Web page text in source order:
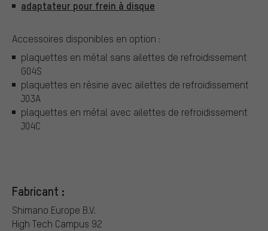
adaptateur pour frein à disque
Accessoires disponibles en option :
plaquettes en métal sans ailettes de refroidissement
G04S
plaquettes en résine avec ailettes de refroidissement
J03A
plaquettes en métal avec ailettes de refroidissement
J04C
Fabricant :
Shimano Europe B.V.
High Tech Campus 92